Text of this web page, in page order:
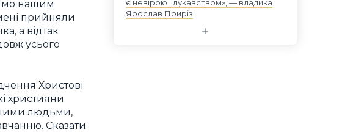
нашим
прийняли
а відтак
усього
Христові
християни
людьми,
Сказати
є невірою і лукавством», — владика
Ярослав Приріз